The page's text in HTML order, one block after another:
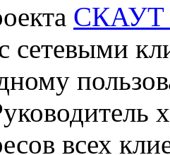
сетевыми
всех